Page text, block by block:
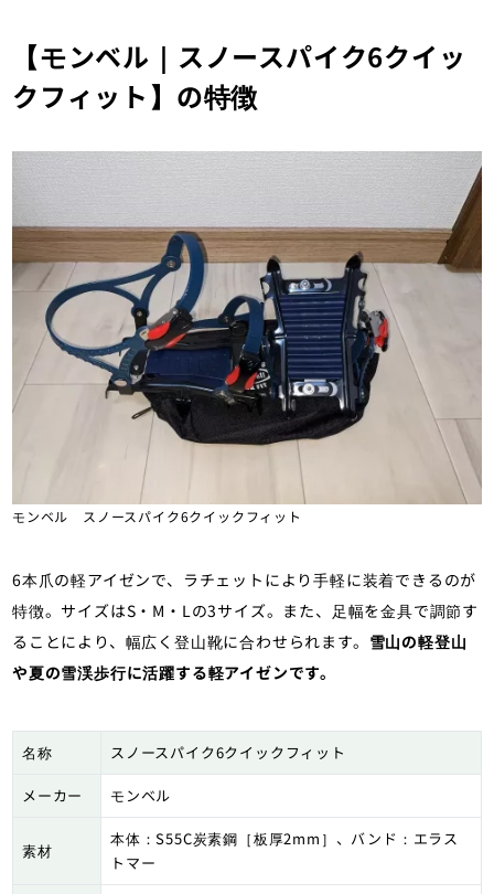
【モンベル｜スノースパイク6クイッ
クフィット】の特徴
モンベル スノースパイク6クイックフィット
6本爪の軽アイゼンで、ラチェットにより手軽に装着できるのが
特徴。サイズはS・M・Lの3サイズ。また、足幅を金具で調節す
ることにより、幅広く登山靴に合わせられます。 雪山の軽登山
や夏の雪渓歩行に活躍する軽アイゼンです。
名称 スノースパイク6クイックフィット
メーカー モンベル
素材
本体：S55C炭素鋼［板厚2mm］、バンド：エラス
トマー